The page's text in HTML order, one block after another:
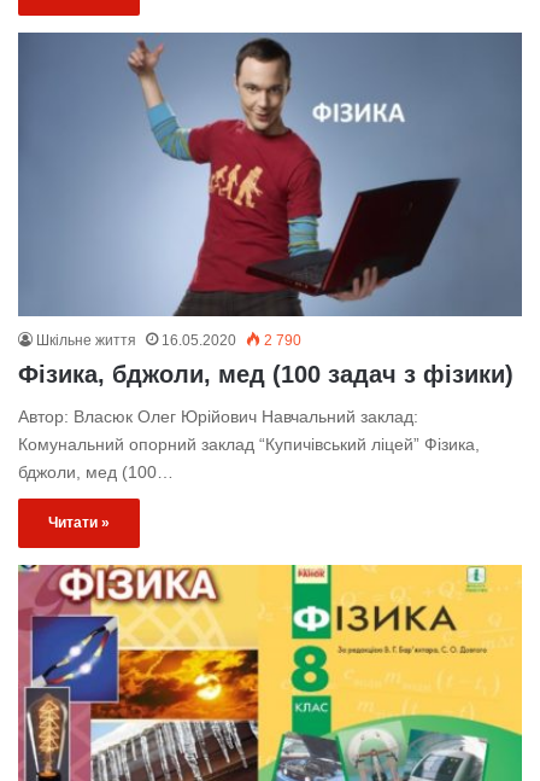
Шкільне життя 16.05.2020 2 790
Фізика, бджоли, мед (100 задач з фізики)
Автор: Власюк Олег Юрійович Навчальний заклад:
Комунальний опорний заклад “Купичівський ліцей” Фізика,
бджоли, мед (100…
Читати »